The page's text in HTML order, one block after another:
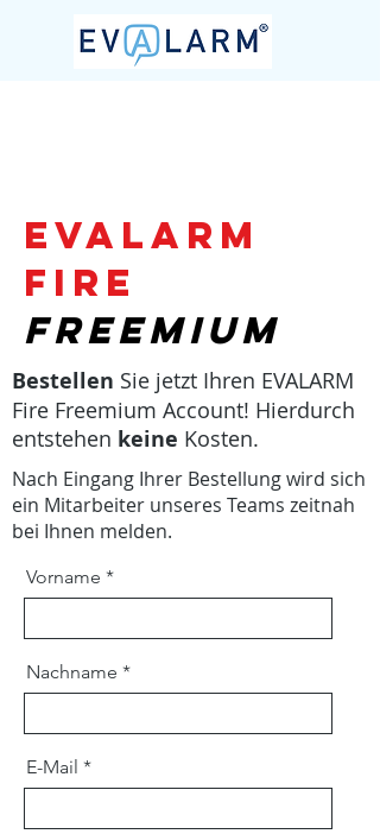
EVALARM
FIRE
Freemium
Bestellen Sie jetzt Ihren EVALARM
Fire Freemium Account! Hierdurch
entstehen keine Kosten.
Nach Eingang Ihrer Bestellung wird sich
ein Mitarbeiter unseres Teams zeitnah
bei Ihnen melden.
Vorname
Nachname
E-Mail